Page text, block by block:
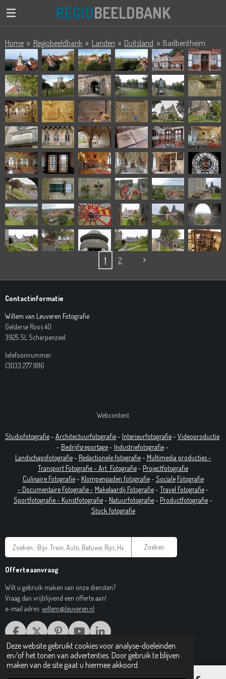
Deze website gebruikt cookies voor analyse-doeleinden
en/of het tonen van advertenties. Door gebruik te blijven
maken van de site gaat u hiermee akkoord.
Ga
de
hoofdinhoud
REGIOBEELDBANK
Home » Regiobeeldbank » Landen » Duitsland » Badbentheim
1 2
Contactinformatie
Willem van Leuveren Fotografie
Gelderse Roos 40
3925 SL Scherpenzeel
telefoonnummer:
(31)33 277 1816
Webcontent
Studiofotografie- Architectuurfotografie- Interieurfotografie- Videoproductie
- Bedrijfsreportage- Industriefotografie-
Landschapsfotografie- Redactionele fotografie- Multimedia producties -
Transport Fotografie - Art Fotografie- Projectfotografie
Culinaire Fotografie- Klompenpaden fotografie- Sociale Fotografie
- Documentaire Fotografie- Makelaardij Fotografie- Travel Fotografie-
Sportfotografie - Kunstfotografie- Natuurfotografie- Productfotografie-
Stock fotografie
Zoeken
Offerteaanvraag
Wilt u gebruik maken van onze diensten?
Vraag dan vrijblijvend een offerte aan!
e-mail adres: willem@leuveren.nl
F
A
C
E
X
P
I
N
T
Y
O
U
T
L
I
N
K
© 2017 Regiobeeldbank.nl